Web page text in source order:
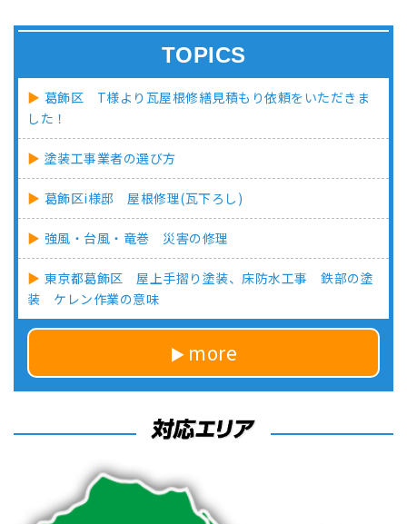
TOPICS
葛飾区 T様より瓦屋根修繕見積もり依頼をいただきま
した！
塗装工事業者の選び方
葛飾区i様邸 屋根修理(瓦下ろし)
強風・台風・竜巻 災害の修理
東京都葛飾区 屋上手摺り塗装、床防水工事 鉄部の塗
装 ケレン作業の意味
more